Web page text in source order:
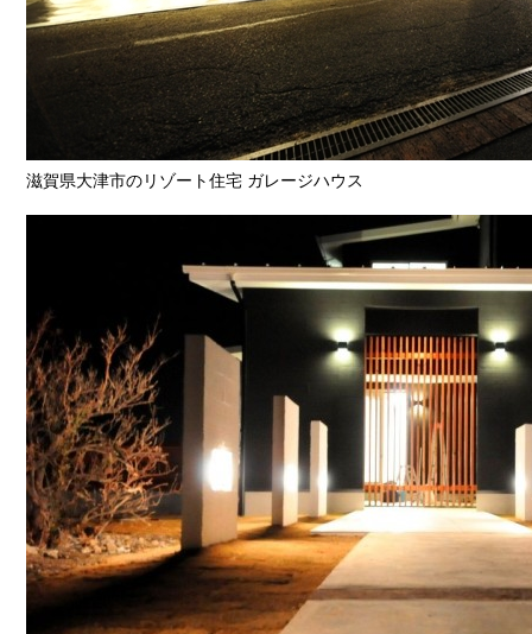
滋賀県大津市のリゾート住宅 ガレージハウス